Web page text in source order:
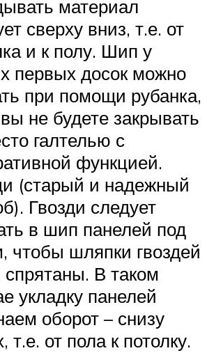
материал
сверху вниз, т.е. от
и к полу. Шип у
первых досок можно
при помощи рубанка,
не будете закрывать
галтелью с
функцией.
(старый и надежный
Гвозди следует
в шип панелей под
чтобы шляпки гвоздей
В таком
укладку панелей
оборот – снизу
т.е. от пола к потолку.